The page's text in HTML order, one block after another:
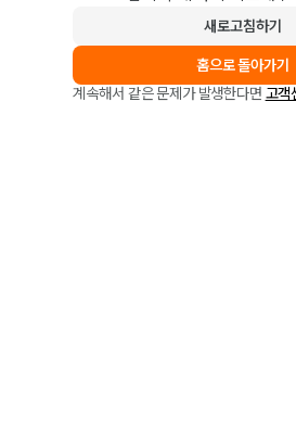
새로고침하기
홈으로 돌아가기
계속해서 같은 문제가 발생한다면 고객